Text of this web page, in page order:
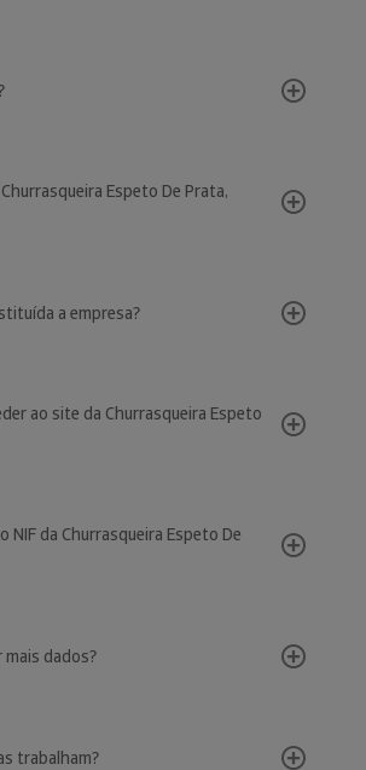
Espeto De Prata,
a empresa?
ao site da Churrasqueira Espeto
NIF da Churrasqueira Espeto De
dados?
trabalham?